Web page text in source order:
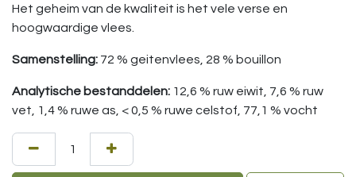
Het geheim van de kwaliteit is het vele verse en
hoogwaardige vlees.
Samenstelling: 72 % geitenvlees, 28 % bouillon
Analytische bestanddelen: 12,6 % ruw eiwit, 7,6 % ruw
vet, 1,4 % ruwe as, < 0,5 % ruwe celstof, 77,1 % vocht